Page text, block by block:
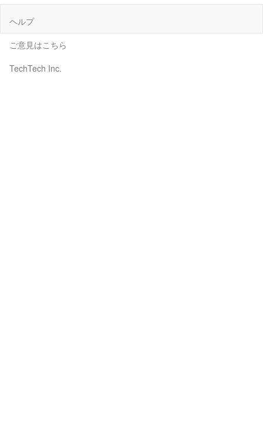
ヘルプ
ご意見はこちら
TechTech Inc.